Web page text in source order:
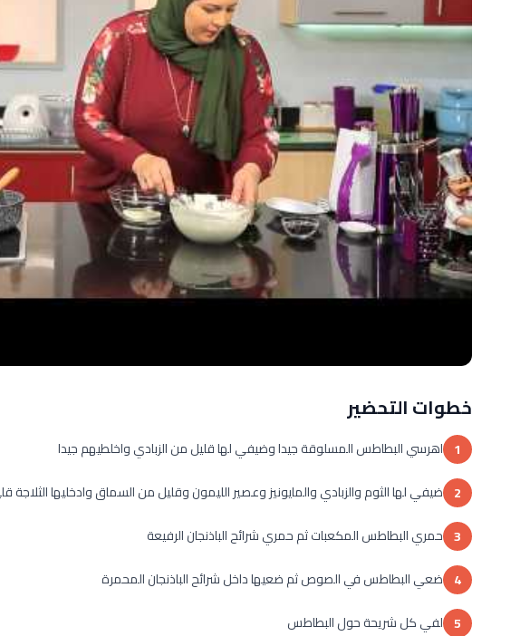
خطوات التحضير
1 اهرسي البطاطس المسلوقة جيدا وضيفي لها قليل من الزبادي واخلطيهم جيدا
2 ضيفي لها الثوم والزبادي والمايونيز وعصير الليمون وقليل من السماق وادخليها
3 حمري البطاطس المكعبات ثم حمري شرائح الباذنجان الرفيعة
4 ضعي البطاطس في الصوص ثم ضعيها داخل شرائح الباذنجان المحمرة
5 لفي كل شريحة حول البطاطس